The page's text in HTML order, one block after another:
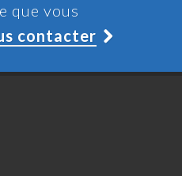
que vous
contacter